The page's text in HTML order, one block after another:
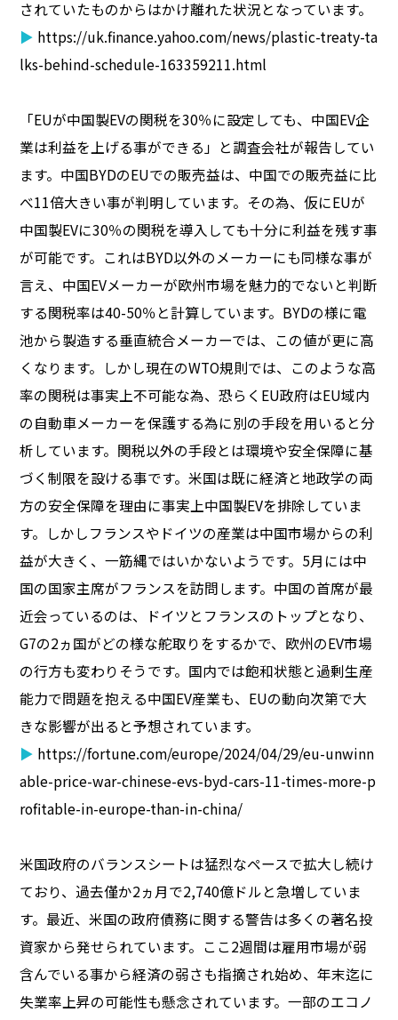
されていたものからはかけ離れた状況となっています。
▶ https://uk.finance.yahoo.com/news/plastic-treaty-ta
lks-behind-schedule-163359211.html
「EUが中国製EVの関税を30％に設定しても、中国EV企
業は利益を上げる事ができる」と調査会社が報告してい
ます。中国BYDのEUでの販売益は、中国での販売益に比
べ11倍大きい事が判明しています。その為、仮にEUが
中国製EVに30％の関税を導入しても十分に利益を残す事
が可能です。これはBYD以外のメーカーにも同様な事が
言え、中国EVメーカーが欧州市場を魅力的でないと判断
する関税率は40-50％と計算しています。BYDの様に電
池から製造する垂直統合メーカーでは、この値が更に高
くなります。しかし現在のWTO規則では、このような高
率の関税は事実上不可能な為、恐らくEU政府はEU域内
の自動車メーカーを保護する為に別の手段を用いると分
析しています。関税以外の手段とは環境や安全保障に基
づく制限を設ける事です。米国は既に経済と地政学の両
方の安全保障を理由に事実上中国製EVを排除していま
す。しかしフランスやドイツの産業は中国市場からの利
益が大きく、一筋縄ではいかないようです。5月には中
国の国家主席がフランスを訪問します。中国の首席が最
近会っているのは、ドイツとフランスのトップとなり、
G7の2ヵ国がどの様な舵取りをするかで、欧州のEV市場
の行方も変わりそうです。国内では飽和状態と過剰生産
能力で問題を抱える中国EV産業も、EUの動向次第で大
きな影響が出ると予想されています。
▶ https://fortune.com/europe/2024/04/29/eu-unwinn
able-price-war-chinese-evs-byd-cars-11-times-more-p
rofitable-in-europe-than-in-china/
米国政府のバランスシートは猛烈なペースで拡大し続け
ており、過去僅か2ヵ月で2,740億ドルと急増していま
す。最近、米国の政府債務に関する警告は多くの著名投
資家から発せられています。ここ2週間は雇用市場が弱
含んでいる事から経済の弱さも指摘され始め、年末迄に
失業率上昇の可能性も懸念されています。一部のエコノ